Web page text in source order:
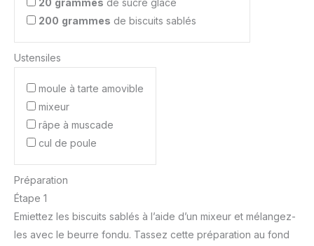
20 grammes de sucre glace
200 grammes de biscuits sablés
Ustensiles
moule à tarte amovible
mixeur
râpe à muscade
cul de poule
Préparation
Étape 1
Emiettez les biscuits sablés à l’aide d’un mixeur et mélangez-
les avec le beurre fondu. Tassez cette préparation au fond